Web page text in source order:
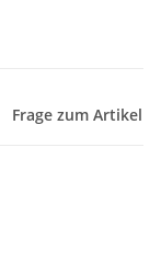
Frage zum Artikel